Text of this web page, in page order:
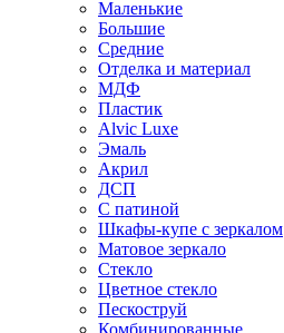
Маленькие
Большие
Средние
Отделка и материал
МДФ
Пластик
Alvic Luxe
Эмаль
Акрил
ДСП
С патиной
Шкафы-купе с зеркалом
Матовое зеркало
Стекло
Цветное стекло
Пескоструй
Комбинированные